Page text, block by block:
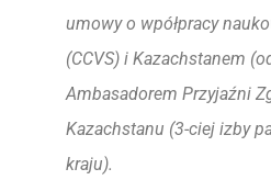
umowy o wpółpracy
(CCVS) i Kazachstanem
Ambasadorem Przyjaźni
Kazachstanu (3-ciej izby
kraju).